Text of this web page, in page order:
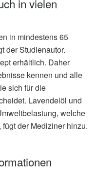
in vielen
in mindestens 65
der Studienautor.
erhältlich. Daher
kennen und alle
sich für die
Lavendelöl und
welche
der Mediziner hinzu.